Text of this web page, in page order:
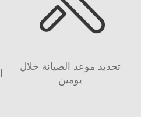
تحديد موعد الصيانة خلال
يومين